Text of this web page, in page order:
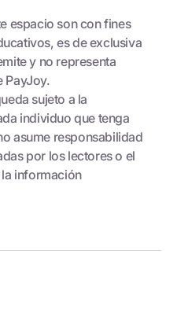
espacio son con fines
es de exclusiva
y no representa
PayJoy.
sujeto a la
individuo que tenga
asume responsabilidad
por los lectores o el
información